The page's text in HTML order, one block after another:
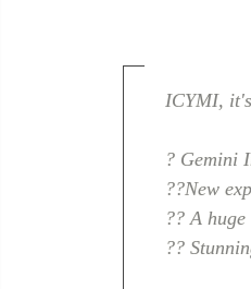
ICYMI,
? Gemini
??New
?? A
??